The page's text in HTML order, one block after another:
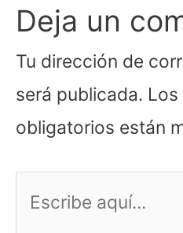
Deja un
Tu dirección de
será publicada.
obligatorios están